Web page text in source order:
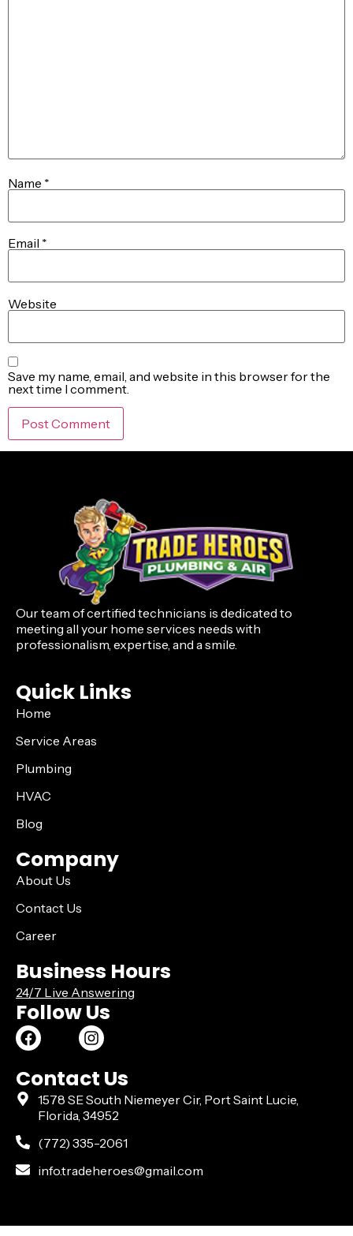
Name *
Email *
Website
Save my name, email, and website in this browser for the
next time I comment.
Our team of certified technicians is dedicated to
meeting all your home services needs with
professionalism, expertise, and a smile.
Quick Links
Home
Service Areas
Plumbing
HVAC
Blog
Company
About Us
Contact Us
Career
Business Hours
24/7 Live Answering
Follow Us
Contact Us
1578 SE South Niemeyer Cir, Port Saint Lucie,
Florida, 34952
(772) 335-2061
info.tradeheroes@gmail.com